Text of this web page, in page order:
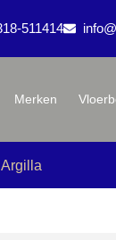
511414
Merken